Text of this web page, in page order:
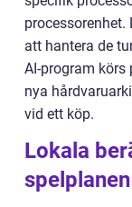
att hantera de
AI-program körs
nya
vid ett köp.
Lokala
spelplanen